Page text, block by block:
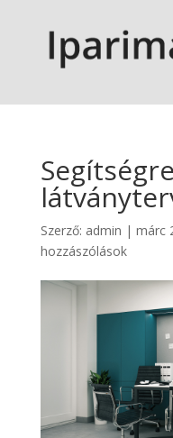
Szerző: admin | márc
hozzászólások